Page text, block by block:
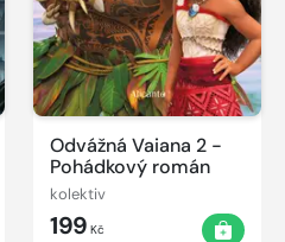
Odvážná Vaiana 2 -
Pohádkový román
kolektiv
199 Kč